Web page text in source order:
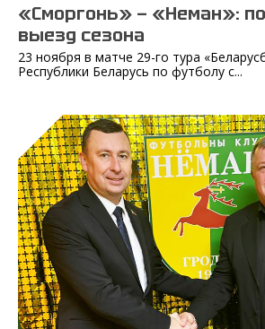
«Сморгонь» — «Неман»:
выезд сезона
23 ноября в матче 29-го тура
Республики Беларусь по футболу с...